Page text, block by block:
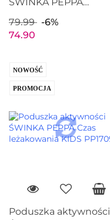
PP17095
79.99
-6%
74.90
NOWOŚĆ
PROMOCJA
Poduszka aktywności